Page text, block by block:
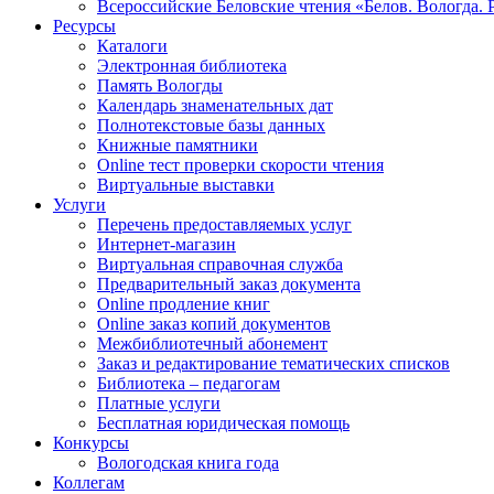
Всероссийские Беловские чтения «Белов. Вологда.
Ресурсы
Каталоги
Электронная библиотека
Память Вологды
Календарь знаменательных дат
Полнотекстовые базы данных
Книжные памятники
Online тест проверки скорости чтения
Виртуальные выставки
Услуги
Перечень предоставляемых услуг
Интернет-магазин
Виртуальная справочная служба
Предварительный заказ документа
Online продление книг
Online заказ копий документов
Межбиблиотечный абонемент
Заказ и редактирование тематических списков
Библиотека – педагогам
Платные услуги
Бесплатная юридическая помощь
Конкурсы
Вологодская книга года
Коллегам